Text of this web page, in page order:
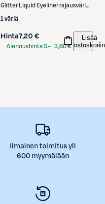
Glitter Liquid Eyeliner rajausväri
1 väriä
Hinta7,20 €
Alennushinta S- 3,60 €
Lisää
ostoskoriin
Ilmainen toimitus yli
600 myymälään